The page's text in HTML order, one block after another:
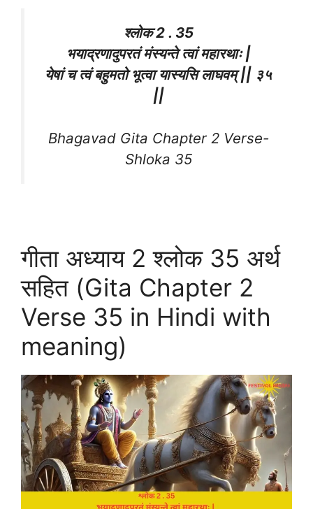
श्लोक 2 . 35
भयाद्रणादुपरतं मंस्यन्ते त्वां महारथाः |
येषां च त्वं बहुमतो भूत्वा यास्यसि लाघवम् || ३५
||
Bhagavad Gita Chapter 2 Verse-
Shloka 35
गीता अध्याय 2 श्लोक 35 अर्थ
सहित (Gita Chapter 2
Verse 35 in Hindi with
meaning)